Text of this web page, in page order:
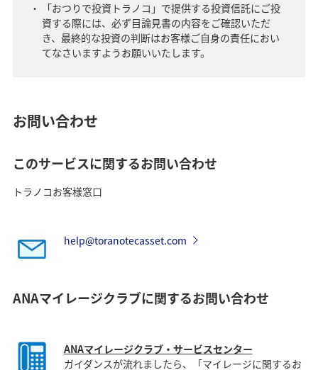
「おつりで投資トラノコ」で提供する投資信託にご投
資する際には、必ず目論見書の内容をご確認いただ
き、最終的な投資の判断はお客様ご自身の責任におい
てなさいますようお願いいたします。
お問い合わせ
このサービスに関するお問い合わせ
トラノコお客様窓口
help@toranotecasset.com
ANAマイレージクラブに関するお問い合わせ
ANAマイレージクラブ・サービスセンター
ガイダンスが流れましたら、「マイレージに関するお